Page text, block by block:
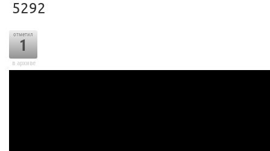
5292
отметил
1
в архиве